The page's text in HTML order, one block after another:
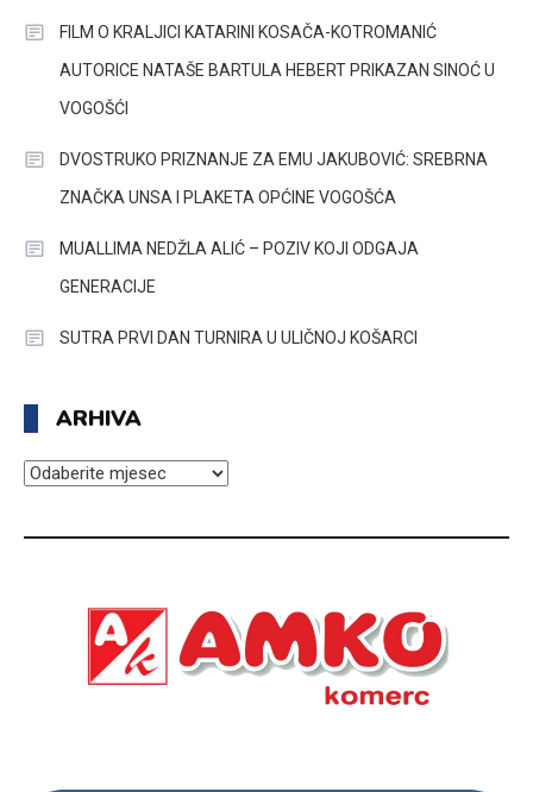
FILM O KRALJICI KATARINI KOSAČA-KOTROMANIĆ
AUTORICE NATAŠE BARTULA HEBERT PRIKAZAN SINOĆ U
VOGOŠĆI
DVOSTRUKO PRIZNANJE ZA EMU JAKUBOVIĆ: SREBRNA
ZNAČKA UNSA I PLAKETA OPĆINE VOGOŠĆA
MUALLIMA NEDŽLA ALIĆ – POZIV KOJI ODGAJA
GENERACIJE
SUTRA PRVI DAN TURNIRA U ULIČNOJ KOŠARCI
ARHIVA
ARHIVA